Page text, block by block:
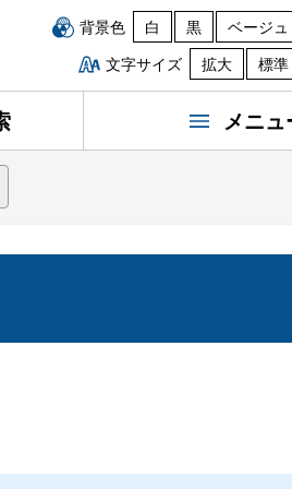
背景色 白 黒
ベージュ
文字サイズ
拡大 標準
メニュ